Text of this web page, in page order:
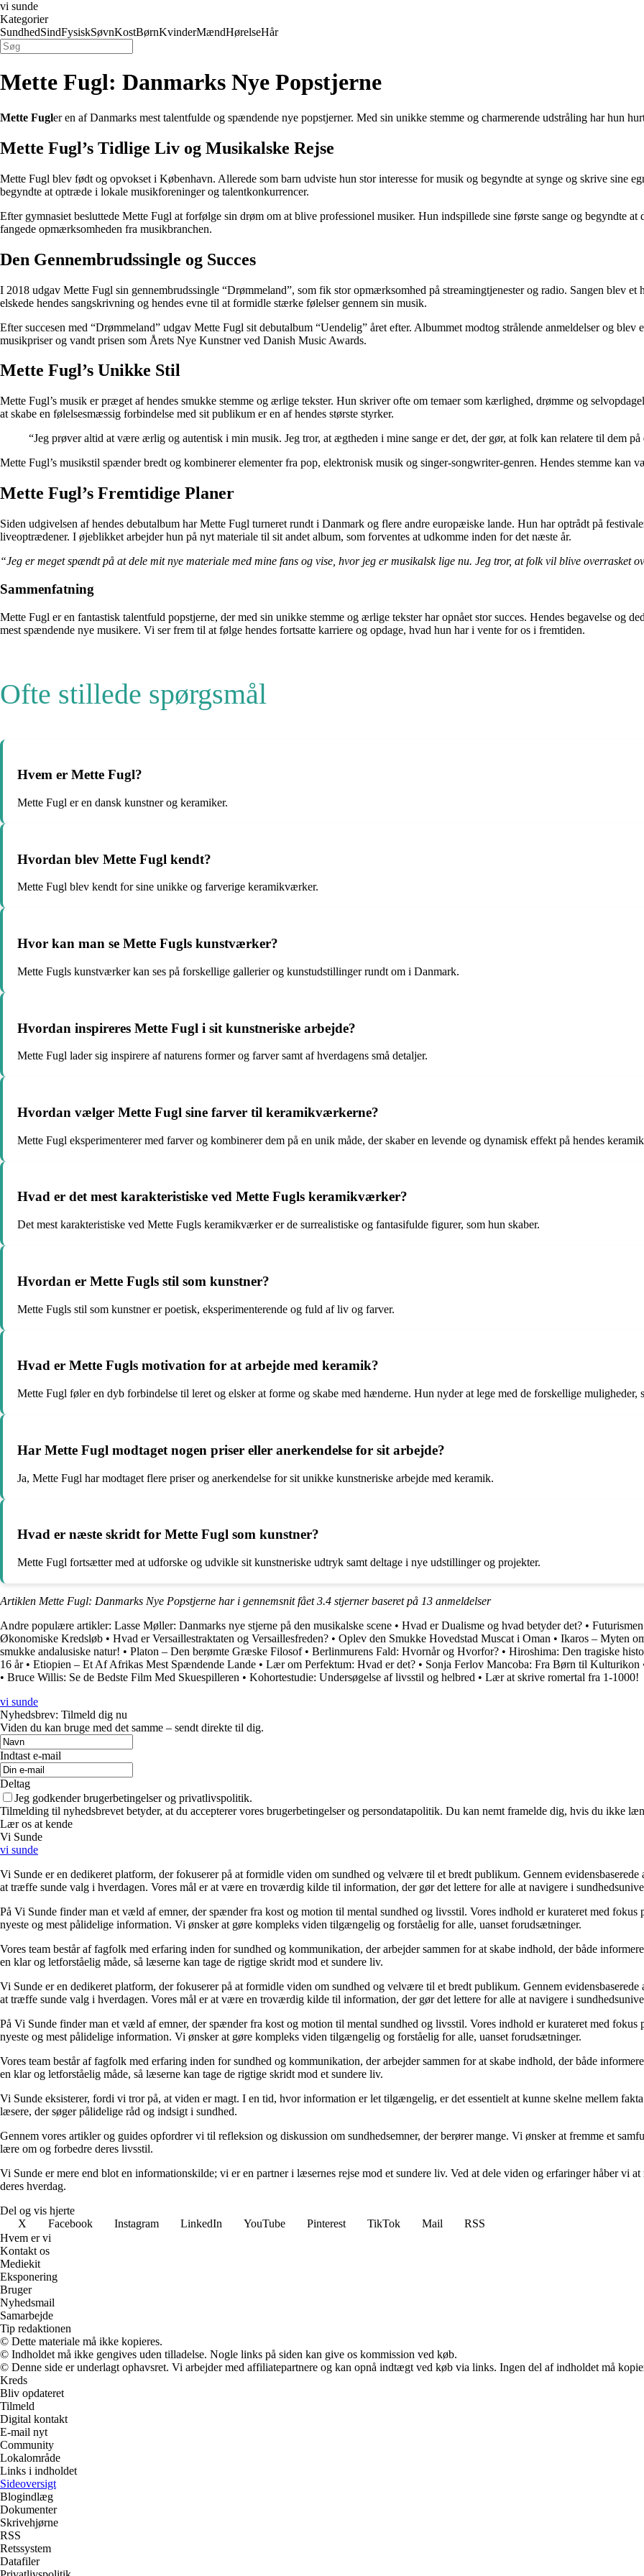
vi sunde
Kategorier
SundhedSindFysiskSøvnKostBørnKvinderMændHørelseHår
Mette Fugl: Danmarks Nye Popstjerne
Mette Fugler en af Danmarks mest talentfulde og spændende nye popstjerner. Med sin unikke stemme og charmerende udstråling har hun
Mette Fugl’s Tidlige Liv og Musikalske Rejse
Mette Fugl blev født og opvokset i København. Allerede som barn udviste hun stor interesse for musik og begyndte at synge og skrive sine
begyndte at optræde i lokale musikforeninger og talentkonkurrencer.
Efter gymnasiet besluttede Mette Fugl at forfølge sin drøm om at blive professionel musiker. Hun indspillede sine første sange og begyndte
fangede opmærksomheden fra musikbranchen.
Den Gennembrudssingle og Succes
I 2018 udgav Mette Fugl sin gennembrudssingle “Drømmeland”, som fik stor opmærksomhed på streamingtjenester og radio. Sangen blev
elskede hendes sangskrivning og hendes evne til at formidle stærke følelser gennem sin musik.
Efter succesen med “Drømmeland” udgav Mette Fugl sit debutalbum “Uendelig” året efter. Albummet modtog strålende anmeldelser og
musikpriser og vandt prisen som Årets Nye Kunstner ved Danish Music Awards.
Mette Fugl’s Unikke Stil
Mette Fugl’s musik er præget af hendes smukke stemme og ærlige tekster. Hun skriver ofte om temaer som kærlighed, drømme og
at skabe en følelsesmæssig forbindelse med sit publikum er en af hendes største styrker.
“Jeg prøver altid at være ærlig og autentisk i min musik. Jeg tror, at ægtheden i mine sange er det, der gør, at folk kan relatere til dem på
Mette Fugl’s musikstil spænder bredt og kombinerer elementer fra pop, elektronisk musik og singer-songwriter-genren. Hendes stemme
Mette Fugl’s Fremtidige Planer
Siden udgivelsen af hendes debutalbum har Mette Fugl turneret rundt i Danmark og flere andre europæiske lande. Hun har optrådt på
liveoptrædener. I øjeblikket arbejder hun på nyt materiale til sit andet album, som forventes at udkomme inden for det næste år.
“Jeg er meget spændt på at dele mit nye materiale med mine fans og vise, hvor jeg er musikalsk lige nu. Jeg tror, at folk vil blive overrasket
Sammenfatning
Mette Fugl er en fantastisk talentfuld popstjerne, der med sin unikke stemme og ærlige tekster har opnået stor succes. Hendes begavelse og
mest spændende nye musikere. Vi ser frem til at følge hendes fortsatte karriere og opdage, hvad hun har i vente for os i fremtiden.
Ofte stillede spørgsmål
Hvem er Mette Fugl?
Mette Fugl er en dansk kunstner og keramiker.
Hvordan blev Mette Fugl kendt?
Mette Fugl blev kendt for sine unikke og farverige keramikværker.
Hvor kan man se Mette Fugls kunstværker?
Mette Fugls kunstværker kan ses på forskellige gallerier og kunstudstillinger rundt om i Danmark.
Hvordan inspireres Mette Fugl i sit kunstneriske arbejde?
Mette Fugl lader sig inspirere af naturens former og farver samt af hverdagens små detaljer.
Hvordan vælger Mette Fugl sine farver til keramikværkerne?
Mette Fugl eksperimenterer med farver og kombinerer dem på en unik måde, der skaber en levende og dynamisk effekt på hendes
Hvad er det mest karakteristiske ved Mette Fugls keramikværker?
Det mest karakteristiske ved Mette Fugls keramikværker er de surrealistiske og fantasifulde figurer, som hun skaber.
Hvordan er Mette Fugls stil som kunstner?
Mette Fugls stil som kunstner er poetisk, eksperimenterende og fuld af liv og farver.
Hvad er Mette Fugls motivation for at arbejde med keramik?
Mette Fugl føler en dyb forbindelse til leret og elsker at forme og skabe med hænderne. Hun nyder at lege med de forskellige muligheder,
Har Mette Fugl modtaget nogen priser eller anerkendelse for sit arbejde?
Ja, Mette Fugl har modtaget flere priser og anerkendelse for sit unikke kunstneriske arbejde med keramik.
Hvad er næste skridt for Mette Fugl som kunstner?
Mette Fugl fortsætter med at udforske og udvikle sit kunstneriske udtryk samt deltage i nye udstillinger og projekter.
Artiklen Mette Fugl: Danmarks Nye Popstjerne har i gennemsnit fået3.4 stjerner baseret på 13 anmeldelser
Andre populære artikler: Lasse Møller: Danmarks nye stjerne på den musikalske scene • Hvad er Dualisme og hvad betyder det? •
Økonomiske Kredsløb • Hvad er Versaillestraktaten og Versaillesfreden? • Oplev den Smukke Hovedstad Muscat i Oman • Ikaros – Myten
smukke andalusiske natur! • Platon – Den berømte Græske Filosof• Berlinmurens Fald: Hvornår og Hvorfor? • Hiroshima: Den tragiske
16 år• Etiopien – Et Af Afrikas Mest Spændende Lande • Lær om Perfektum: Hvad er det? • Sonja Ferlov Mancoba: Fra Børn til Kulturikon
• Bruce Willis: Se de Bedste Film Med Skuespilleren • Kohortestudie: Undersøgelse af livsstil og helbred • Lær at skrive romertal fra 1-1000!
vi sunde
Nyhedsbrev: Tilmeld dig nu
Viden du kan bruge med det samme – sendt direkte til dig.
Indtast e-mail
Deltag
Jeg godkender brugerbetingelser og privatlivspolitik.
Tilmelding til nyhedsbrevet betyder, at du accepterer vores brugerbetingelser og persondatapolitik. Du kan nemt framelde dig, hvis du ikke
Lær os at kende
Vi Sunde
vi sunde
Vi Sunde er en dedikeret platform, der fokuserer på at formidle viden om sundhed og velvære til et bredt publikum. Gennem
at træffe sunde valg i hverdagen. Vores mål er at være en troværdig kilde til information, der gør det lettere for alle at navigere i
På Vi Sunde finder man et væld af emner, der spænder fra kost og motion til mental sundhed og livsstil. Vores indhold er kurateret med
nyeste og mest pålidelige information. Vi ønsker at gøre kompleks viden tilgængelig og forståelig for alle, uanset forudsætninger.
Vores team består af fagfolk med erfaring inden for sundhed og kommunikation, der arbejder sammen for at skabe indhold, der både
en klar og letforståelig måde, så læserne kan tage de rigtige skridt mod et sundere liv.
Vi Sunde er en dedikeret platform, der fokuserer på at formidle viden om sundhed og velvære til et bredt publikum. Gennem
at træffe sunde valg i hverdagen. Vores mål er at være en troværdig kilde til information, der gør det lettere for alle at navigere i
På Vi Sunde finder man et væld af emner, der spænder fra kost og motion til mental sundhed og livsstil. Vores indhold er kurateret med
nyeste og mest pålidelige information. Vi ønsker at gøre kompleks viden tilgængelig og forståelig for alle, uanset forudsætninger.
Vores team består af fagfolk med erfaring inden for sundhed og kommunikation, der arbejder sammen for at skabe indhold, der både
en klar og letforståelig måde, så læserne kan tage de rigtige skridt mod et sundere liv.
Vi Sunde eksisterer, fordi vi tror på, at viden er magt. I en tid, hvor information er let tilgængelig, er det essentielt at kunne skelne mellem
læsere, der søger pålidelige råd og indsigt i sundhed.
Gennem vores artikler og guides opfordrer vi til refleksion og diskussion om sundhedsemner, der berører mange. Vi ønsker at fremme et
lære om og forbedre deres livsstil.
Vi Sunde er mere end blot en informationskilde; vi er en partner i læsernes rejse mod et sundere liv. Ved at dele viden og erfaringer håber vi
deres hverdag.
Del og vis hjerte
X
Facebook Instagram LinkedIn YouTube Pinterest TikTok Mail
RSS
Hvem er vi
Kontakt os
Mediekit
Eksponering
Bruger
Nyhedsmail
Samarbejde
Tip redaktionen
© Dette materiale må ikke kopieres.
© Indholdet må ikke gengives uden tilladelse. Nogle links på siden kan give os kommission ved køb.
© Denne side er underlagt ophavsret. Vi arbejder med affiliatepartnere og kan opnå indtægt ved køb via links. Ingen del af indholdet må
Kreds
Bliv opdateret
Tilmeld
Digital kontakt
E-mail nyt
Community
Lokalområde
Links i indholdet
Sideoversigt
Blogindlæg
Dokumenter
Skrivehjørne
RSS
Retssystem
Datafiler